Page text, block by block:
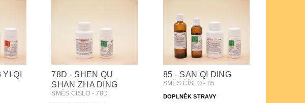
QI
78D - SHEN QU
SHAN ZHA DING
SMĚS ČÍSLO - 78D
85 - SAN QI DING
SMĚS ČÍSLO - 85
DOPLNĚK STRAVY